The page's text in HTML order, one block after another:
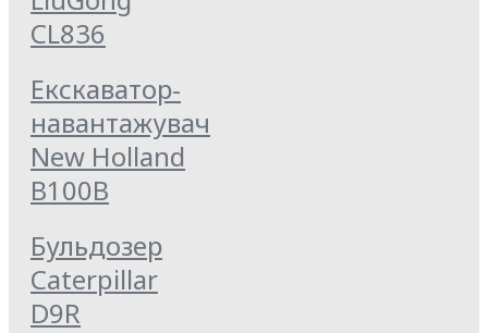
CL836
Екскаватор-
навантажувач
New Holland
B100B
Бульдозер
Caterpillar
D9R